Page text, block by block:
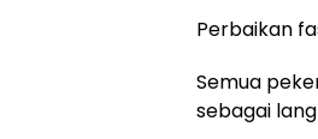
Perbaikan
Semua
sebagai